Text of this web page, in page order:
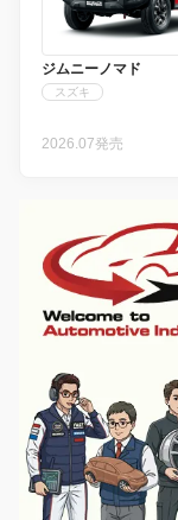
ジムニーノマド
スズキ
2026.07発売